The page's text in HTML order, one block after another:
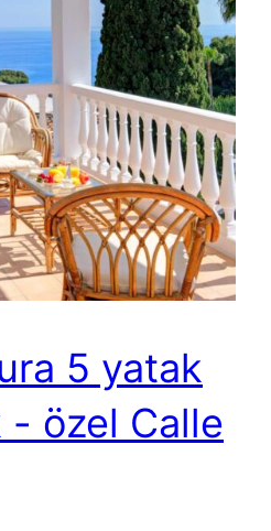
5 yatak
- özel Calle